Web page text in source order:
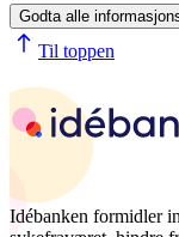
Godta alle
Til toppen
Idébanken formidler